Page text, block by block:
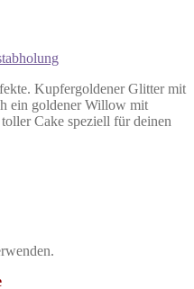
Kupfergoldener Glitter mit
ein goldener Willow mit
Cake speziell für deinen